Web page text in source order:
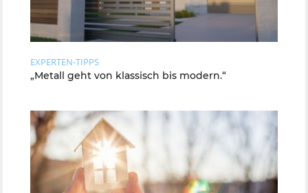
EXPERTEN-TIPPS
„Metall geht von klassisch bis modern.“